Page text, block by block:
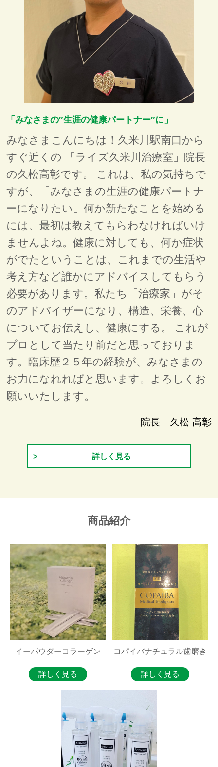
「みなさまの″生涯の健康パートナー″に」
みなさまこんにちは！久米川駅南口から
すぐ近くの 「ライズ久米川治療室」院長
の久松高彰です。 これは、私の気持ちで
すが、「みなさまの生涯の健康パートナ
ーになりたい」何か新たなことを始める
には、最初は教えてもらわなければいけ
ませんよね。健康に対しても、何か症状
がでたということは、これまでの生活や
考え方など誰かにアドバイスしてもらう
必要があります。私たち「治療家」がそ
のアドバイザーになり、構造、栄養、心
についてお伝えし、健康にする。 これが
プロとして当たり前だと思っておりま
す。臨床歴２５年の経験が、みなさまの
お力になれればと思います。よろしくお
願いいたします。
院長 久松 高彰
詳しく見る
商品紹介
イーパウダーコラーゲン
詳しく見る
コパイバナチュラル歯磨き
詳しく見る